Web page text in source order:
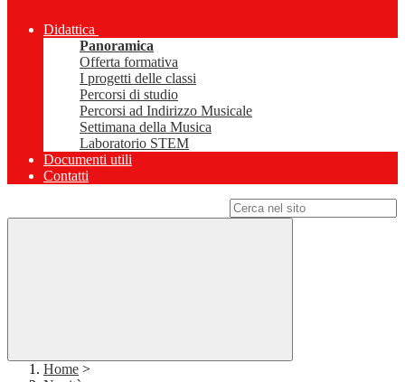
Didattica
Panoramica
Offerta formativa
I progetti delle classi
Percorsi di studio
Percorsi ad Indirizzo Musicale
Settimana della Musica
Laboratorio STEM
Documenti utili
Contatti
Home >